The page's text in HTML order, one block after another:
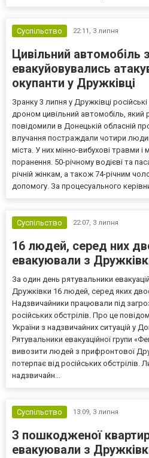
Суспільство 22:11, 3 липня
Цивільний автомобіль
евакуйовувались
окупанти у Дружківці
Зранку 3 липня у Дружківці
дроном цивільний автомобіль, який
повідомили в Донецькій обласній
влучання постраждали чотири
міста. У них мінно-вибухові травми і
поранення. 50-річному водієві та
річній жінкам, а також 74-річним
допомогу. За процесуального
Суспільство 22:07, 3 липня
16 людей, серед них
евакуювали з
За один день рятувальники
Дружківки 16 людей, серед яких
Надзвичайники працювали під
російських обстрілів. Про це
України з надзвичайних ситуацій у
Рятувальники евакуаційної групи
вивозити людей з прифронтової
потерпає від російських обстрілів.
надзвичайн...
Суспільство 13:09, 3 липня
З пошкодженої
евакуювали з